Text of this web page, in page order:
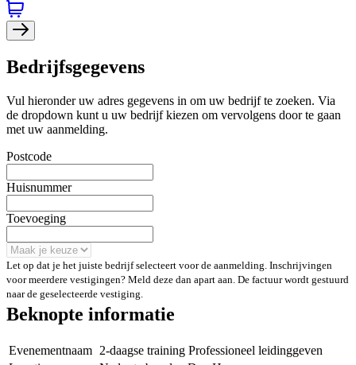
Bedrijfsgegevens
Vul hieronder uw adres gegevens in om uw bedrijf te zoeken. Via
de dropdown kunt u uw bedrijf kiezen om vervolgens door te gaan
met uw aanmelding.
Postcode
Huisnummer
Toevoeging
Let op dat je het juiste bedrijf selecteert voor de aanmelding. Inschrijvingen
voor meerdere vestigingen? Meld deze dan apart aan. De factuur wordt gestuurd
naar de geselecteerde vestiging.
Beknopte informatie
Evenementnaam 2-daagse training Professioneel leidinggeven